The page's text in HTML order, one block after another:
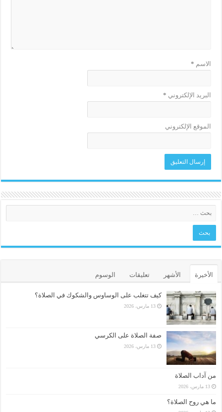
الاسم *
البريد الإلكتروني *
الموقع الإلكتروني
الأخيرة الأشهر تعليقات الوسوم
كيف تتغلب على الوساوس والشكوك في الصلاة؟
13 مارس، 2026
صفة الصلاة على الكرسي
13 مارس، 2026
من آداب الصلاة
13 مارس، 2026
ما هي روح الصلاة؟